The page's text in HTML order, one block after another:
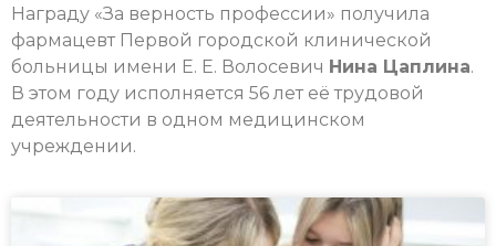
Награду «За верность профессии» получила
фармацевт Первой городской клинической
больницы имени Е. Е. Волосевич Нина Цаплина.
В этом году исполняется 56 лет её трудовой
деятельности в одном медицинском
учреждении.